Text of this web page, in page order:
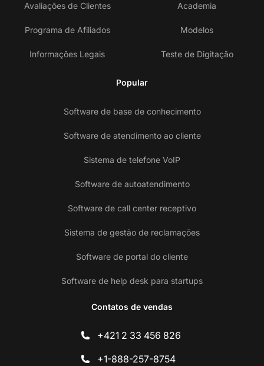
Avaliações de Clientes
Programa de Afiliados
Informações Legais
Academia
Modelos
Teste de Digitação
Popular
Software de base de conhecimento
Software de atendimento ao cliente
Sistema de telefone VoIP
Software de autoatendimento
Software de call center receptivo
Sistema de gestão de reclamações
Software de portal do cliente
Software de help desk para startups
Contatos de vendas
+421 2 33 456 826
+1-888-257-8754